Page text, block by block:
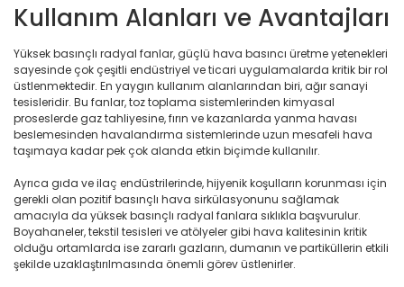
Kullanım Alanları ve Avantajları
Yüksek basınçlı radyal fanlar, güçlü hava basıncı üretme yetenekleri
sayesinde çok çeşitli endüstriyel ve ticari uygulamalarda kritik bir rol
üstlenmektedir. En yaygın kullanım alanlarından biri, ağır sanayi
tesisleridir. Bu fanlar, toz toplama sistemlerinden kimyasal
proseslerde gaz tahliyesine, fırın ve kazanlarda yanma havası
beslemesinden havalandırma sistemlerinde uzun mesafeli hava
taşımaya kadar pek çok alanda etkin biçimde kullanılır.
Ayrıca gıda ve ilaç endüstrilerinde, hijyenik koşulların korunması için
gerekli olan pozitif basınçlı hava sirkülasyonunu sağlamak
amacıyla da yüksek basınçlı radyal fanlara sıklıkla başvurulur.
Boyahaneler, tekstil tesisleri ve atölyeler gibi hava kalitesinin kritik
olduğu ortamlarda ise zararlı gazların, dumanın ve partiküllerin etkili
şekilde uzaklaştırılmasında önemli görev üstlenirler.